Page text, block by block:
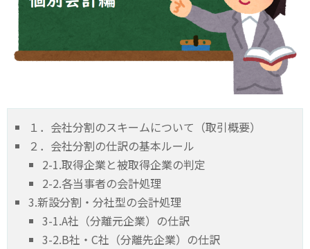
１．会社分割のスキームについて（取引概要）
２．会社分割の仕訳の基本ルール
2-1.取得企業と被取得企業の判定
2-2.各当事者の会計処理
3.新設分割・分社型の会計処理
3-1.A社（分離元企業）の仕訳
3-2.B社・C社（分離先企業）の仕訳